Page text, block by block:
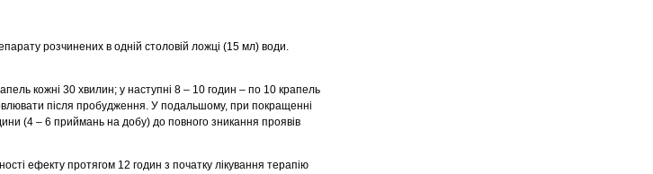
розчинених в одній столовій ложці (15 мл) води.
кожні 30 хвилин; у наступні 8 – 10 годин – по 10 крапель
після пробудження. У подальшому, при покращенні
(4 – 6 приймань на добу) до повного зникання проявів
ефекту протягом 12 годин з початку лікування терапію